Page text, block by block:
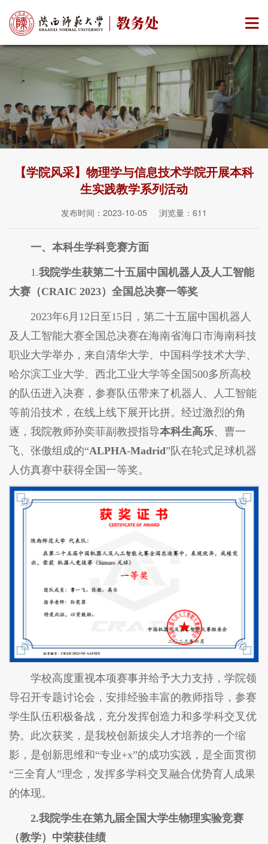
【学院风采】物理学与信息技术学院开展本科
生实践教学系列活动
发布时间：2023-10-05 浏览量： 611
一、 本科生学科竞赛方面
1.我院学生获第二十五届中国机器人及人工智能
大赛（CRAIC 2023）全国总决赛一等奖
2023年6月12日至15日，第二十五届中国机器人
及人工智能大赛全国总决赛在海南省海口市海南科技
职业大学举办，来自清华大学、中国科学技术大学、
哈尔滨工业大学、西北工业大学等全国500多所高校
的队伍进入决赛，参赛队伍带来了机器人、人工智能
等前沿技术，在线上线下展开比拼。经过激烈的角
逐，我院教师孙奕菲副教授指导本科生高乐、曹一
飞、张傲组成的“ALPHA-Madrid”队在轮式足球机器
人仿真赛中获得全国一等奖。
学校高度重视本项赛事并给予大力支持，学院领
导召开专题讨论会，安排经验丰富的教师指导，参赛
学生队伍积极备战，充分发挥创造力和多学科交叉优
势。此次获奖，是我校创新拔尖人才培养的一个缩
影，是创新思维和“专业+x”的成功实践，是全面贯彻
“三全育人”理念，发挥多学科交叉融合优势育人成果
的体现。
2.我院学生在第九届全国大学生物理实验竞赛
（教学）中荣获佳绩